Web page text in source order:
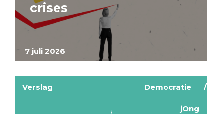
7 juli 2026
crises
Verslag Democratie
jOng